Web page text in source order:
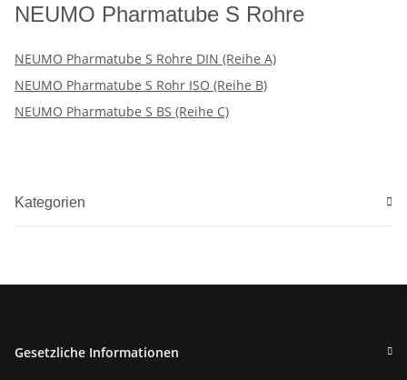
NEUMO Pharmatube S Rohre
NEUMO Pharmatube S Rohre DIN (Reihe A)
NEUMO Pharmatube S Rohr ISO (Reihe B)
NEUMO Pharmatube S BS (Reihe C)
Kategorien
Gesetzliche Informationen